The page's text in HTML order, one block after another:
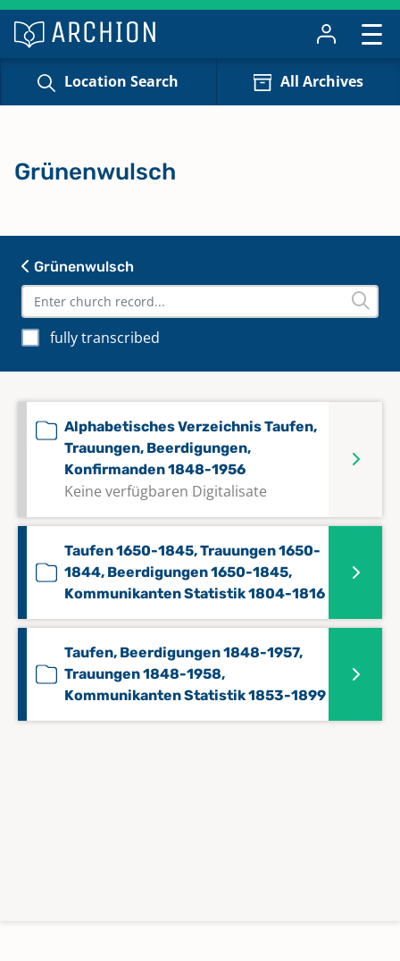
Location Search All Archives
Grünenwulsch
fully transcribed
Alphabetisches Verzeichnis Taufen,
Trauungen, Beerdigungen,
Konfirmanden 1848-1956
Keine verfügbaren Digitalisate
Taufen 1650-1845, Trauungen 1650-
1844, Beerdigungen 1650-1845,
Kommunikanten Statistik 1804-1816
Taufen, Beerdigungen 1848-1957,
Trauungen 1848-1958,
Kommunikanten Statistik 1853-1899
Grünenwulsch